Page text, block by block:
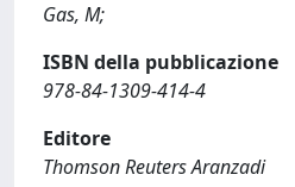
Gas, M;
ISBN della pubblicazione
978-84-1309-414-4
Editore
Thomson Reuters Aranzadi